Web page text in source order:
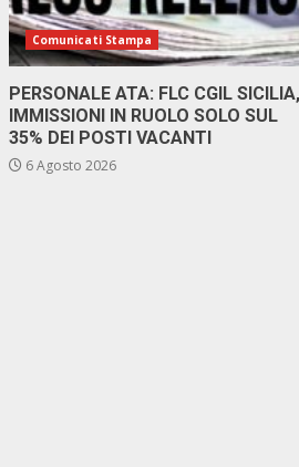
Comunicati Stampa
PERSONALE ATA: FLC CGIL SICILIA,
IMMISSIONI IN RUOLO SOLO SUL
35% DEI POSTI VACANTI
6 Agosto 2026